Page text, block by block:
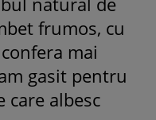
frumos, cu
mai
gasit pentru
albesc